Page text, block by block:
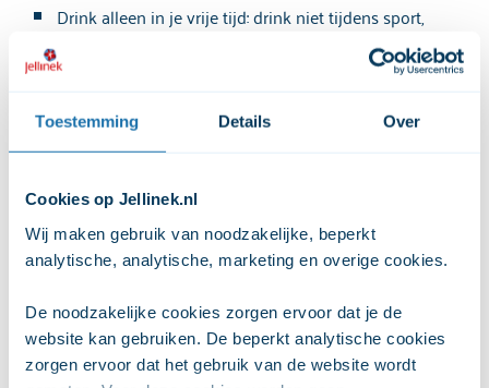
Toestemming Details Over
Cookies op Jellinek.nl
Wij maken gebruik van noodzakelijke, beperkt
analytische, analytische, marketing en overige cookies.
De noodzakelijke cookies zorgen ervoor dat je de
website kan gebruiken. De beperkt analytische cookies
zorgen ervoor dat het gebruik van de website wordt
Drink alleen in je vrije tijd: drink niet tijdens sport,
school, werk of als je aan het verkeer moet deelnemen.
Drink als je dorst hebt water: alcohol stimuleert het
maar meer dorstig. Drink water voor de dorst en
alcohol voor het 'lekkere'. Drink tussen de alcoholische
drankjes ook zo nu en dan een glas water of iets
Drink voor ontspanning: drink voor plezier en
problemen weg te drinken.
Heb als laatste je glas leeg: let erop dat je niet iedere
keer als eerste je glas leeg hebt. Kijk naar het tempo